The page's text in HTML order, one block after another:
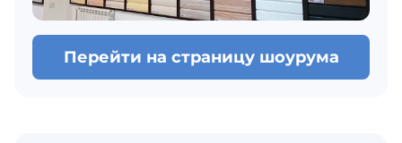
Перейти на страницу шоурума